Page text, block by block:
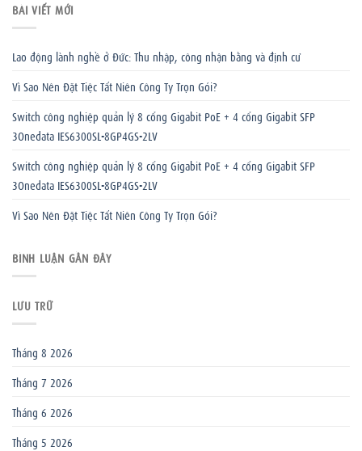
BÀI VIẾT MỚI
Lao động lành nghề ở Đức: Thu nhập, công nhận bằng và định cư
Vì Sao Nên Đặt Tiệc Tất Niên Công Ty Trọn Gói?
Switch công nghiệp quản lý 8 cổng Gigabit PoE + 4 cổng Gigabit SFP
3Onedata IES6300SL-8GP4GS-2LV
Switch công nghiệp quản lý 8 cổng Gigabit PoE + 4 cổng Gigabit SFP
3Onedata IES6300SL-8GP4GS-2LV
Vì Sao Nên Đặt Tiệc Tất Niên Công Ty Trọn Gói?
BÌNH LUẬN GẦN ĐÂY
LƯU TRỮ
Tháng 8 2026
Tháng 7 2026
Tháng 6 2026
Tháng 5 2026